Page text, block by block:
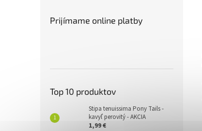
Prijímame online platby
Top 10 produktov
Stipa tenuissima Pony Tails -
kavyľ perovitý - AKCIA
1,99 €